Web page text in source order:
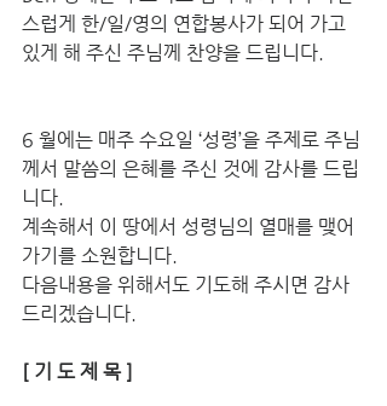
스럽게 한/일/영의 연합봉사가 되어 가고
있게 해 주신 주님께 찬양을 드립니다.
6 월에는 매주 수요일 ‘성령’을 주제로 주님
께서 말씀의 은혜를 주신 것에 감사를 드립
니다.
계속해서 이 땅에서 성령님의 열매를 맺어
가기를 소원합니다.
다음내용을 위해서도 기도해 주시면 감사
드리겠습니다.
[ 기 도 제 목 ]